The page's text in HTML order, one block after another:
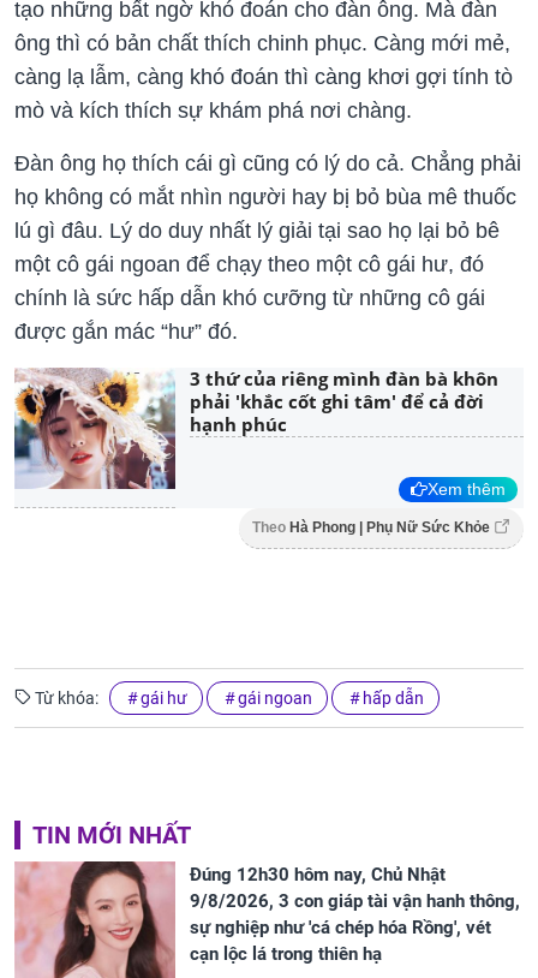
tạo những bất ngờ khó đoán cho đàn ông. Mà đàn
ông thì có bản chất thích chinh phục. Càng mới mẻ,
càng lạ lẫm, càng khó đoán thì càng khơi gợi tính tò
mò và kích thích sự khám phá nơi chàng.
Đàn ông họ thích cái gì cũng có lý do cả. Chẳng phải
họ không có mắt nhìn người hay bị bỏ bùa mê thuốc
lú gì đâu. Lý do duy nhất lý giải tại sao họ lại bỏ bê
một cô gái ngoan để chạy theo một cô gái hư, đó
chính là sức hấp dẫn khó cưỡng từ những cô gái
được gắn mác “hư” đó.
3 thứ của riêng mình đàn bà khôn
phải 'khắc cốt ghi tâm' để cả đời
hạnh phúc
Xem thêm
Theo Hà Phong | Phụ Nữ Sức Khỏe
Từ khóa: gái hư gái ngoan hấp dẫn
TIN MỚI NHẤT
Đúng 12h30 hôm nay, Chủ Nhật
9/8/2026, 3 con giáp tài vận hanh thông,
sự nghiệp như 'cá chép hóa Rồng', vét
cạn lộc lá trong thiên hạ